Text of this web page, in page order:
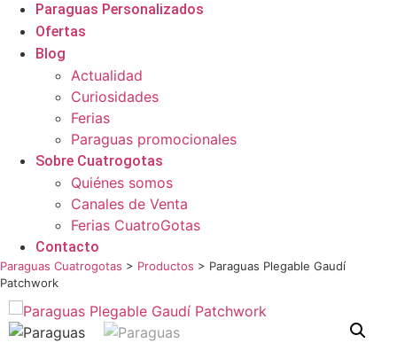
Paraguas Personalizados
Ofertas
Blog
Actualidad
Curiosidades
Ferias
Paraguas promocionales
Sobre Cuatrogotas
Quiénes somos
Canales de Venta
Ferias CuatroGotas
Contacto
Paraguas Cuatrogotas > Productos > Paraguas Plegable Gaudí
Patchwork